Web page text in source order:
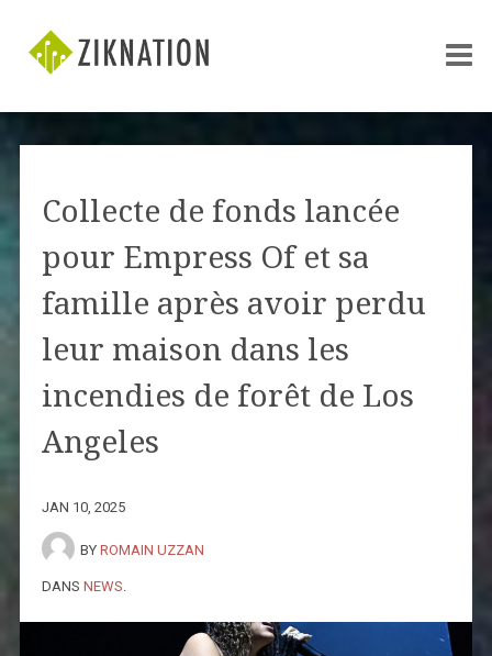
Collecte de fonds lancée
pour Empress Of et sa
famille après avoir perdu
leur maison dans les
incendies de forêt de Los
Angeles
JAN 10, 2025
BY ROMAIN UZZAN
DANS NEWS